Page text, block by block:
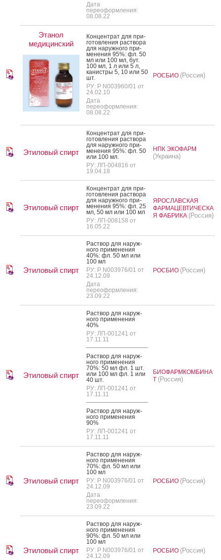
Дата
переоформления:
08.08.22
Этанол
медицинский
Кон­цен­трат для при­
готов­ле­ния рас­тво­ра
для на­руж­но­го при­
мене­ния 95%: фл. 50
мл или 100 мл, бут.
100 мл, 1 л или 5 л,
ка­нис­тры 5, 10 или 50
шт.
РУ: Р N003960/01 от
24.02.10
Дата
переоформления:
08.08.22
РОСБИО (Россия)
Этиловый спирт
Кон­цен­трат для при­
готов­ле­ния рас­тво­ра
для на­руж­но­го при­
мене­ния 95%: фл. 50
или 100 мл.
РУ: ЛП-004816 от
19.04.18
НПК ЭКОФАРМ
(Украина)
Этиловый спирт
Кон­цен­трат для при­
готов­ле­ния рас­тво­ра
для на­руж­но­го при­
мене­ния 95%: фл. 25
мл, 50 мл или 100 мл
РУ: ЛП-008158 от
16.05.22
ЯРОСЛАВСКАЯ
ФАРМАЦЕВТИЧЕСКА
Я ФАБРИКА (Россия)
Этиловый спирт
Рас­твор для на­руж­
но­го при­мене­ния
40%: фл. 50 мл или
100 мл
РУ: Р N003976/01 от
24.12.09
Дата
переоформления:
23.09.22
РОСБИО (Россия)
Этиловый спирт
Рас­твор для на­руж­
но­го при­мене­ния
40%
РУ: ЛП-001241 от
17.11.11
Рас­твор для на­руж­
но­го при­мене­ния
70%: 50 мл фл. 1 шт.
или 100 мл фл. 1 или
40 шт.
РУ: ЛП-001241 от
17.11.11
Рас­твор для на­руж­
но­го при­мене­ния
90%
РУ: ЛП-001241 от
17.11.11
БИОФАРМКОМБИНА
Т (Россия)
Этиловый спирт
Рас­твор для на­руж­
но­го при­мене­ния
70%: фл. 50 мл или
100 мл
РУ: Р N003976/01 от
24.12.09
Дата
переоформления:
23.09.22
РОСБИО (Россия)
Этиловый спирт
Рас­твор для на­руж­
но­го при­мене­ния
90%: фл. 50 мл или
100 мл
РУ: Р N003976/01 от
24.12.09
РОСБИО (Россия)